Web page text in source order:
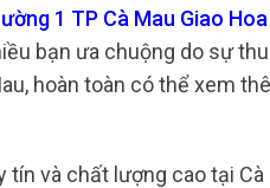
1 TP Cà Mau Giao
bạn ưa chuộng do sự
hoàn toàn có thể xem
và chất lượng cao tại Cà